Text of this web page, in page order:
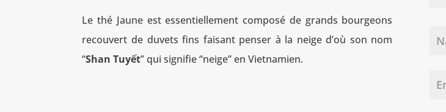
Le thé Jaune est essentiellement composé de grands bourgeons
recouvert de duvets fins faisant penser à la neige d’où son nom
“Shan Tuyết” qui signifie “neige” en Vietnamien.